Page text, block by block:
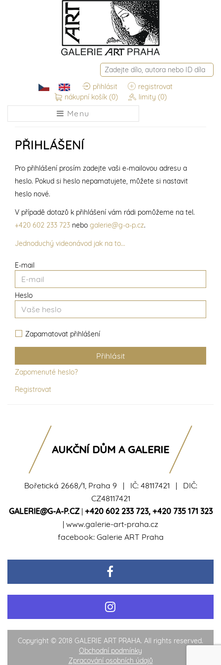
přihlásit
registrovat
nákupní košík (0) limity (0)
Menu
PŘIHLÁŠENÍ
E-mail
Heslo
Zapamatovat přihlášení
Zapomenuté heslo?
Registrovat
Pro přihlášení prosím zadejte vaši e-mailovou adresu a
heslo. Pokud si heslo nepamatujete, můžete si nastavit
heslo nové.
V případě dotazů k přihlášení vám rádi pomůžeme na tel.
+420 602 233 723 nebo galerie@g-a-p.cz.
Jednoduchý videonávod jak na to...
Bořetická 2668/1, Praha 9 | IČ: 48117421 | DIČ:
CZ48117421
GALERIE@G-A-P.CZ| +420 602 233 723, +420 735 171 323
| www.galerie-art-praha.cz
facebook: Galerie ART Praha
AUKČNÍ DŮM A GALERIE
Copyright © 2018 GALERIE ART PRAHA. All rights reserved.
Obchodní podmínky
Zpracování osobních údajů